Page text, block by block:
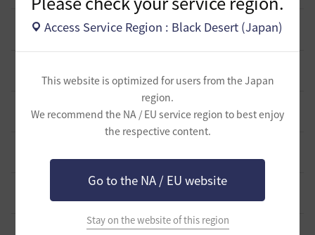
Access Service Region : Black Desert (Japan)
This website is optimized for users from the Japan
region.
We recommend the NA / EU service region to best enjoy
the respective content.
Go to the NA / EU website
Stay on the website of this region
2
波に乗って流れ着いた宝の地図の場所
倉庫の
1 767 マサ 2026.07.24
0
ベテラン＆ルーキー クーポン配布
0 730 飛鳥雨音 2026.07.24
0 813 無敵で踊り狂う女 2026.07.23
立ち聞きについて
2 859 マサ 2026.07.23
ワロタwwww